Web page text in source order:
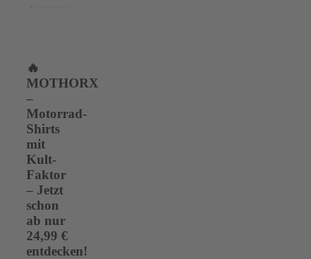
🔥
MOTHORX
–
Motorrad-
Shirts
mit
Kult-
Faktor
– Jetzt
schon
ab nur
24,99 €
entdecken!